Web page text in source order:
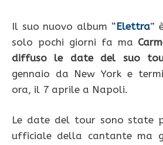
Il suo nuovo album “Elettra”
solo pochi giorni fa ma
diffuso le date del suo
gennaio da New York e
ora, il 7 aprile a Napoli.
Le date del tour sono state
ufficiale della cantante ma